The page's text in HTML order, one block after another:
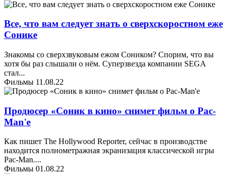
Все, что вам следует знать о сверхскоростном еже
Сонике
Знакомы со сверхзвуковым ежом Соником? Спорим, что вы
хотя бы раз слышали о нём. Суперзвезда компании SEGA
стал...
Фильмы 11.08.22
Продюсер «Соник в кино» снимет фильм о Pac-
Man'е
Как пишет The Hollywood Reporter, сейчас в производстве
находится полнометражная экранизация классической игры
Pac-Man....
Фильмы 01.08.22